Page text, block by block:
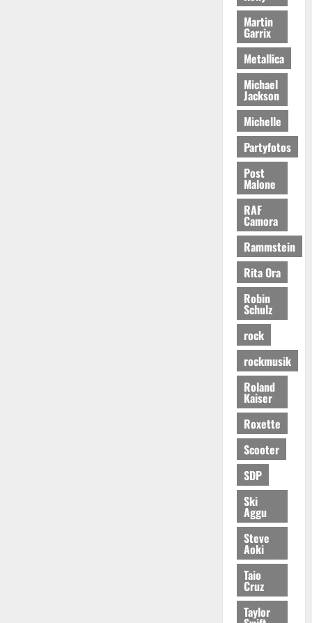
Martin
Garrix
Metallica
Michael
Jackson
Michelle
Partyfotos
Post
Malone
RAF
Camora
Rammstein
Rita Ora
Robin
Schulz
rock
rockmusik
Roland
Kaiser
Roxette
Scooter
SDP
Ski
Aggu
Steve
Aoki
Taio
Cruz
Taylor